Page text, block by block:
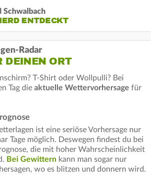
Schwalbach
ENTDECKT
Radar
DEINEN ORT
T-Shirt oder Wollpulli? Bei
Tag die aktuelle Wettervorhersage für
ist eine seriöse Vorhersage nur
Tage möglich. Deswegen findest du bei
die mit hoher Wahrscheinlichkeit
Bei Gewittern kann man sogar nur
wo es blitzen und donnern wird.